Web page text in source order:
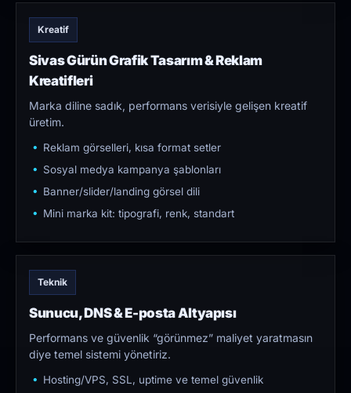
Kreatif
Sivas Gürün Grafik Tasarım & Reklam
Kreatifleri
Marka diline sadık, performans verisiyle gelişen kreatif
üretim.
Reklam görselleri, kısa format setler
Sosyal medya kampanya şablonları
Banner/slider/landing görsel dili
Mini marka kit: tipografi, renk, standart
Teknik
Sunucu, DNS & E-posta Altyapısı
Performans ve güvenlik “görünmez” maliyet yaratmasın
diye temel sistemi yönetiriz.
Hosting/VPS, SSL, uptime ve temel güvenlik